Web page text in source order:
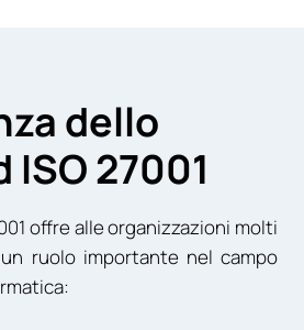
dello
27001
offre alle organizzazioni molti
ruolo importante nel campo